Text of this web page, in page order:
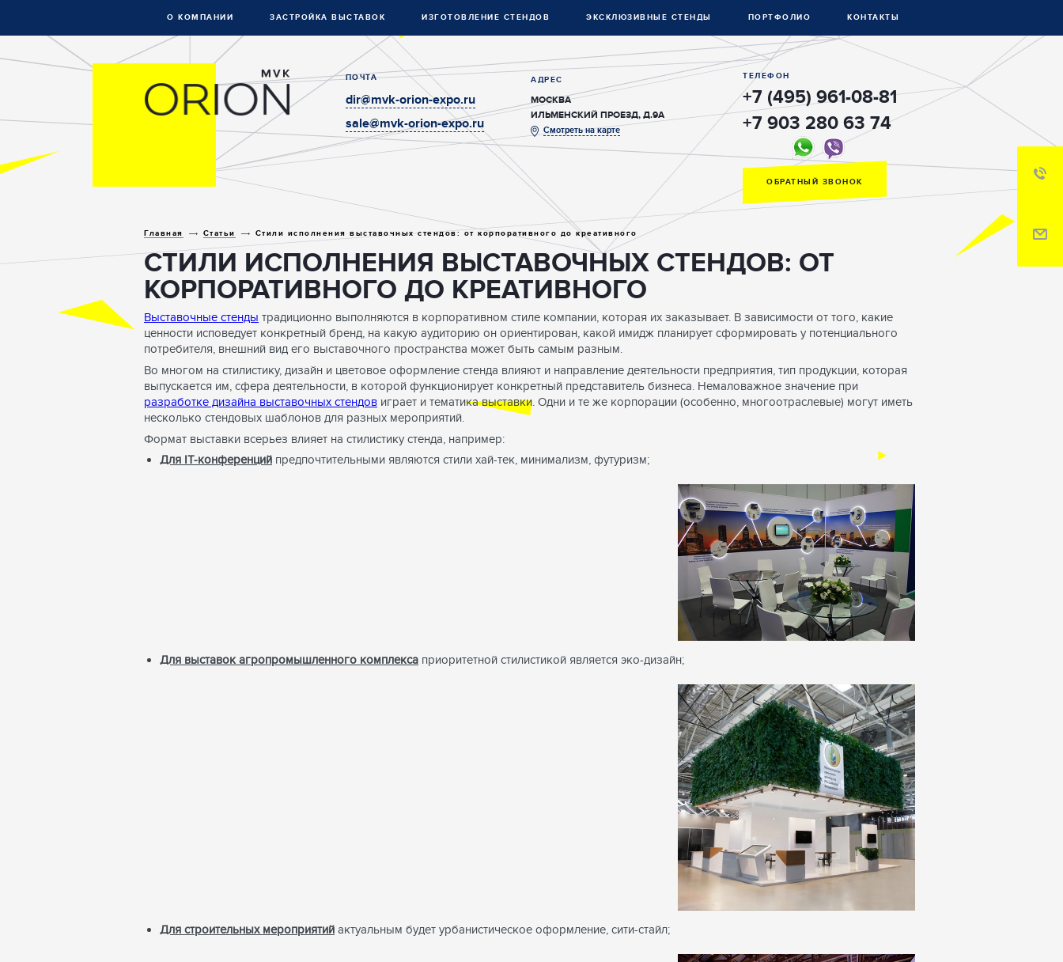
О КОМПАНИИ ЗАСТРОЙКА ВЫСТАВОК ИЗГОТОВЛЕНИЕ СТЕНДОВ ЭКСКЛЮЗИВНЫЕ СТЕНДЫ ПОРТФОЛИО КОНТАКТЫ
ПОЧТА
dir@mvk-orion-expo.ru
sale@mvk-orion-expo.ru
АДРЕС
МОСКВА
ИЛЬМЕНСКИЙ ПРОЕЗД, Д.9А
Смотреть на карте
ТЕЛЕФОН
+7 (495) 961-08-81
+7 903 280 63 74
ОБРАТНЫЙ ЗВОНОК
Главная Статьи Стили исполнения выставочных стендов: от корпоративного до креативного
СТИЛИ ИСПОЛНЕНИЯ ВЫСТАВОЧНЫХ СТЕНДОВ: ОТ
КОРПОРАТИВНОГО ДО КРЕАТИВНОГО
Выставочные стенды традиционно выполняются в корпоративном стиле компании, которая их заказывает. В зависимости от того, какие
ценности исповедует конкретный бренд, на какую аудиторию он ориентирован, какой имидж планирует сформировать у потенциального
потребителя, внешний вид его выставочного пространства может быть самым разным.
Во многом на стилистику, дизайн и цветовое оформление стенда влияют и направление деятельности предприятия, тип продукции, которая
выпускается им, сфера деятельности, в которой функционирует конкретный представитель бизнеса. Немаловажное значение при
разработке дизайна выставочных стендов играет и тематика выставки. Одни и те же корпорации (особенно, многоотраслевые) могут иметь
несколько стендовых шаблонов для разных мероприятий.
Формат выставки всерьез влияет на стилистику стенда, например:
Для IT-конференций предпочтительными являются стили хай-тек, минимализм, футуризм;
Для выставок агропромышленного комплекса приоритетной стилистикой является эко-дизайн;
Для строительных мероприятий актуальным будет урбанистическое оформление, сити-стайл;